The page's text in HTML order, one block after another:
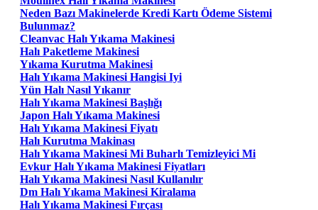
Neden Bazı Makinelerde Kredi Kartı Ödeme Sistemi
Bulunmaz?
Cleanvac Halı Yıkama Makinesi
Halı Paketleme Makinesi
Yıkama Kurutma Makinesi
Halı Yıkama Makinesi Hangisi Iyi
Yün Halı Nasıl Yıkanır
Halı Yıkama Makinesi Başlığı
Japon Halı Yıkama Makinesi
Halı Yıkama Makinesi Fiyatı
Halı Kurutma Makinası
Halı Yıkama Makinesi Mi Buharlı Temizleyici Mi
Evkur Halı Yıkama Makinesi Fiyatları
Halı Yıkama Makinesi Nasıl Kullanılır
Dm Halı Yıkama Makinesi Kiralama
Halı Yıkama Makinesi Fırçası